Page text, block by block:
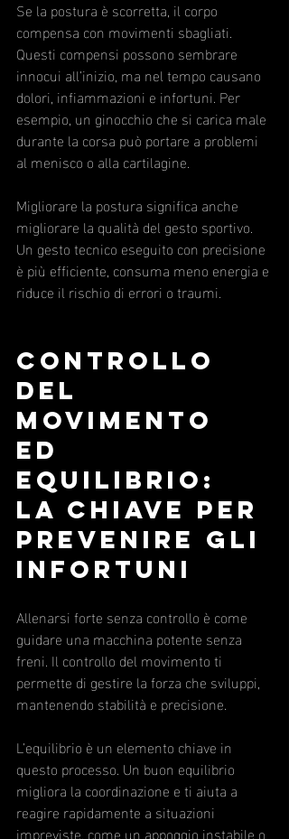
Se la postura è scorretta, il corpo
compensa con movimenti sbagliati.
Questi compensi possono sembrare
innocui all’inizio, ma nel tempo causano
dolori, infiammazioni e infortuni. Per
esempio, un ginocchio che si carica male
durante la corsa può portare a problemi
al menisco o alla cartilagine.
Migliorare la postura significa anche
migliorare la qualità del gesto sportivo.
Un gesto tecnico eseguito con precisione
è più efficiente, consuma meno energia e
riduce il rischio di errori o traumi.
Controllo
del
movimento
ed
equilibrio:
la chiave per
prevenire gli
infortuni
Allenarsi forte senza controllo è come
guidare una macchina potente senza
freni. Il controllo del movimento ti
permette di gestire la forza che sviluppi,
mantenendo stabilità e precisione.
L’equilibrio è un elemento chiave in
questo processo. Un buon equilibrio
migliora la coordinazione e ti aiuta a
reagire rapidamente a situazioni
impreviste, come un appoggio instabile o